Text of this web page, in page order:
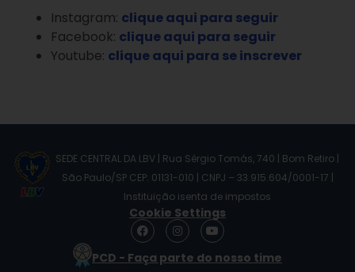
Instagram: clique aqui para seguir
Facebook: clique aqui para seguir
Youtube: clique aqui para se inscrever
SEDE CENTRAL DA LBV | Rua Sérgio Tomás, 740 | Bom Retiro |
São Paulo/SP CEP: 01131-010 | CNPJ – 33.915.604/0001-17 |
Instituição isenta de impostos
Cookie Settings
F
a
e
I
n
s
t
Y
o
t
PCD - Faça parte do nosso time